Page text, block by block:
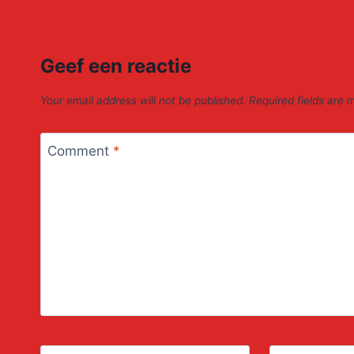
Geef een reactie
Your email address will not be published. Required fields are
Comment *